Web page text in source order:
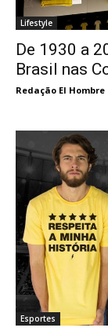
Lifestyle
De 1930 a
Brasil nas
Redação El Hombre
Esportes